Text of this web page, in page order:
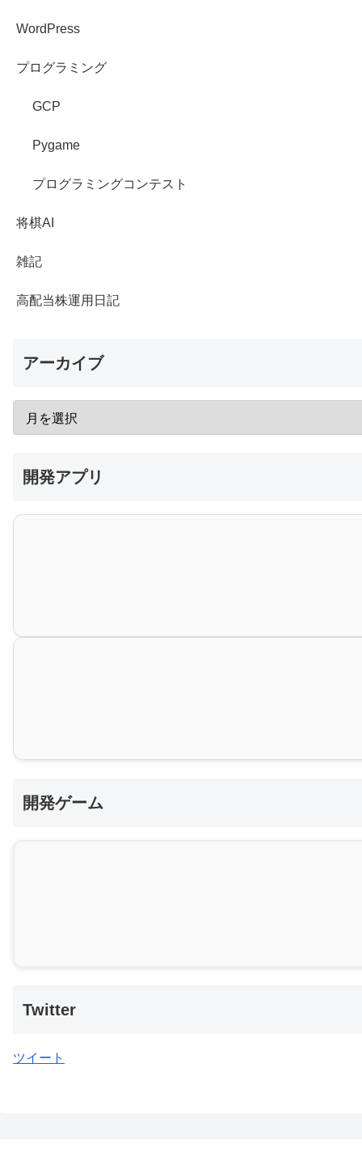
WordPress
プログラミング
GCP
Pygame
プログラミングコンテスト
将棋AI
雑記
高配当株運用日記
アーカイブ
開発アプリ
開発ゲーム
Twitter
ツイート